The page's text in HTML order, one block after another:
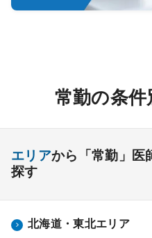
常勤の条件
エリアから「常勤」医
探す
北海道・東北エリア